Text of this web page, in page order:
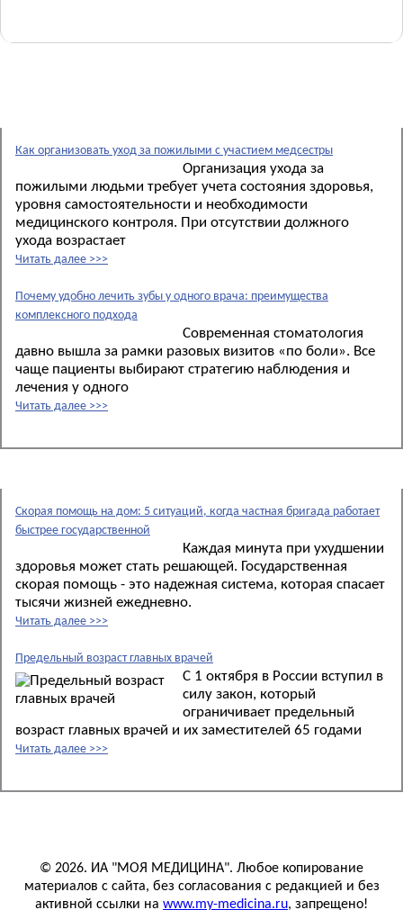
Как организовать уход за пожилыми с участием медсестры
Организация ухода за
пожилыми людьми требует учета состояния здоровья,
уровня самостоятельности и необходимости
медицинского контроля. При отсутствии должного
ухода возрастает
Читать далее >>>
Почему удобно лечить зубы у одного врача: преимущества
комплексного подхода
Современная стоматология
давно вышла за рамки разовых визитов «по боли». Все
чаще пациенты выбирают стратегию наблюдения и
лечения у одного
Читать далее >>>
Скорая помощь на дом: 5 ситуаций, когда частная бригада работает
быстрее государственной
Каждая минута при ухудшении
здоровья может стать решающей. Государственная
скорая помощь - это надежная система, которая спасает
тысячи жизней ежедневно.
Читать далее >>>
Предельный возраст главных врачей
С 1 октября в России вступил в
силу закон, который
ограничивает предельный
возраст главных врачей и их заместителей 65 годами
Читать далее >>>
© 2026. ИА "МОЯ МЕДИЦИНА". Любое копирование
материалов с сайта, без согласования с редакцией и без
активной ссылки на www.my-medicina.ru, запрещено!